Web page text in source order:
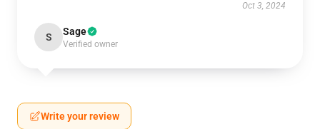
Oct 3, 2024
S Sage
Verified owner
Write your review